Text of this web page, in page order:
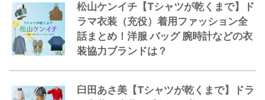
松山ケンイチ【Tシャツが乾くまで】ド
ラマ衣装（充役）着用ファッション全
話まとめ！洋服 バッグ 腕時計などの衣
装協力ブランドは？
臼田あさ美【Tシャツが乾くまで】ドラ